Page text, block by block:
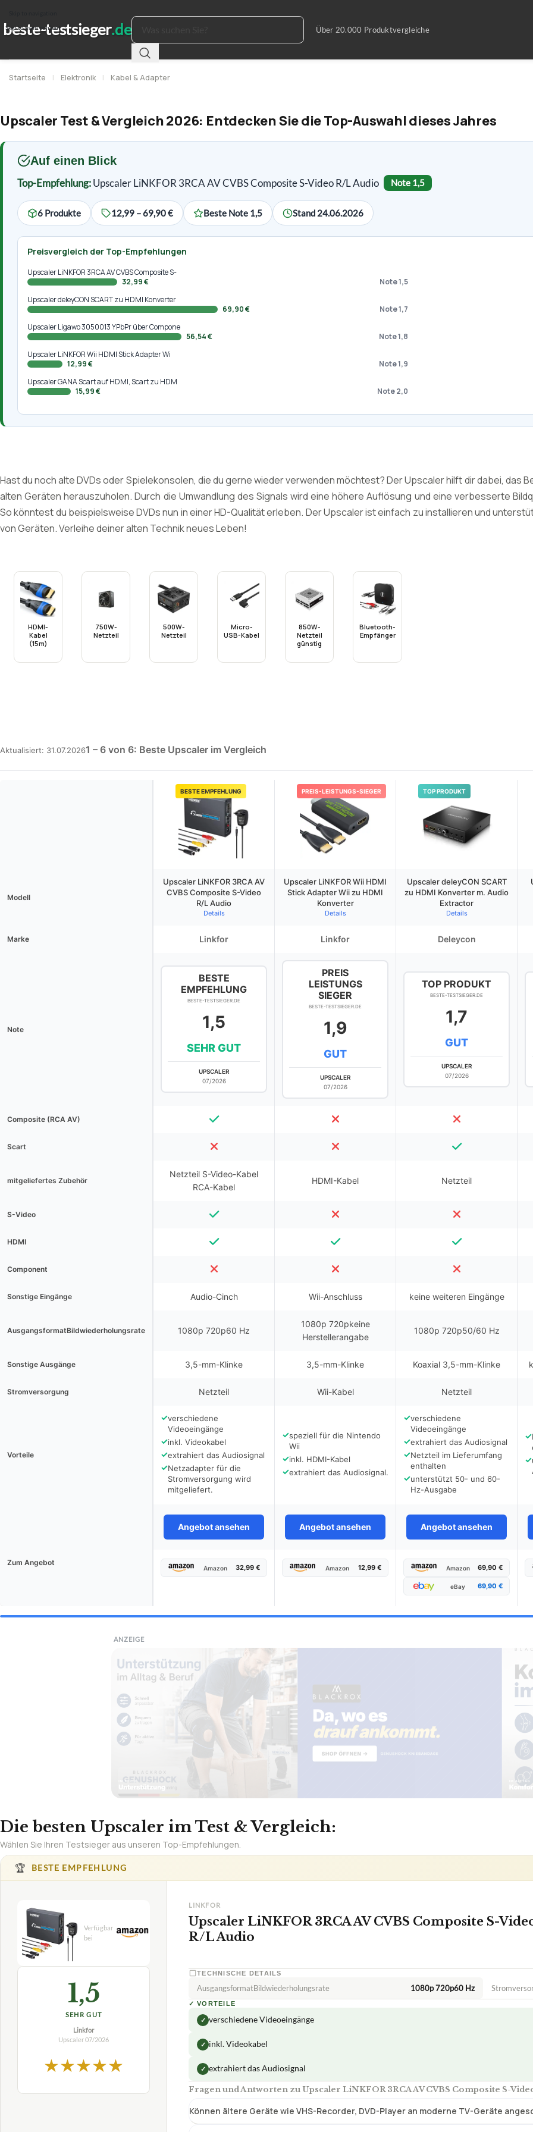
Skip to main content
Startseite | Elektronik | Kabel & Adapter
Upscaler Test & Vergleich 2026: Entdecken Sie die Top-Auswahl dieses Jahres
Auf einen Blick
Top-Empfehlung:Upscaler LiNKFOR 3RCA AV CVBS Composite S-Video R/L Audio Note 1,5
6 Produkte 12,99 – 69,90 € Beste Note 1,5 Stand 24.06.2026
Preisvergleich der Top-Empfehlungen
Upscaler LiNKFOR 3RCA AV CVBS Composite S-
32,99 €
Note 1,5
Upscaler deleyCON SCART zu HDMI Konverter
69,90 €
Note 1,7
Upscaler Ligawo 3050013 YPbPr über Compone
56,54 €
Note 1,8
Upscaler LiNKFOR Wii HDMI Stick Adapter Wi
12,99 €
Note 1,9
Upscaler GANA Scart auf HDMI, Scart zu HDM
15,99 €
Note 2,0
Hast du noch alte DVDs oder Spielekonsolen, die du gerne wieder verwenden möchtest? Der Upscaler hilft dir dabei, das
alten Geräten herauszuholen. Durch die Umwandlung des Signals wird eine höhere Auflösung und eine verbesserte
So könntest du beispielsweise DVDs nun in einer HD-Qualität erleben. Der Upscaler ist einfach zu installieren und
von Geräten. Verleihe deiner alten Technik neues Leben!
HDMI-
Kabel
(15m)
750W-
Netzteil
500W-
Netzteil
Micro-
USB-Kabel
850W-
Netzteil
günstig
Bluetooth-
Empfänger
Aktualisiert: 31.07.20261 – 6 von 6: Beste Upscaler im Vergleich
BESTE EMPFEHLUNG PREIS-LEISTUNGS-SIEGER TOP PRODUKT
Modell
Upscaler LiNKFOR 3RCA AV
CVBS Composite S-Video
R/L Audio
Details
Upscaler LiNKFOR Wii HDMI
Stick Adapter Wii zu HDMI
Konverter
Details
Upscaler deleyCON SCART
zu HDMI Konverter m. Audio
Extractor
Details
Marke Linkfor Linkfor Deleycon
Note
BESTE
EMPFEHLUNG
BESTE-TESTSIEGER.DE
1,5
SEHR GUT
UPSCALER
07/2026
PREIS
LEISTUNGS
SIEGER
BESTE-TESTSIEGER.DE
1,9
GUT
UPSCALER
07/2026
TOP PRODUKT
BESTE-TESTSIEGER.DE
1,7
GUT
UPSCALER
07/2026
Composite (RCA AV)
Scart
mitgeliefertes Zubehör
Netzteil S-Video-Kabel
RCA-Kabel
HDMI-Kabel Netzteil
S-Video
HDMI
Component
Sonstige Eingänge Audio-Cinch Wii-Anschluss keine weiteren Eingänge
AusgangsformatBildwiederholungsrate 1080p 720p60 Hz
1080p 720pkeine
Herstellerangabe
1080p 720p50/60 Hz
Sonstige Ausgänge 3,5-mm-Klinke 3,5-mm-Klinke Koaxial 3,5-mm-Klinke
Stromversorgung Netzteil Wii-Kabel Netzteil
Vorteile
✓verschiedene
Videoeingänge
✓inkl. Videokabel
✓extrahiert das Audiosignal
✓Netzadapter für die
Stromversorgung wird
mitgeliefert.
✓speziell für die Nintendo
Wii
✓inkl. HDMI-Kabel
✓extrahiert das Audiosignal.
✓verschiedene
Videoeingänge
✓extrahiert das Audiosignal
✓Netzteil im Lieferumfang
enthalten
✓unterstützt 50- und 60-
Hz-Ausgabe
✓
✓
Angebot ansehen Angebot ansehen Angebot ansehen
Zum Angebot
Amazon 32,99 € Amazon 12,99 € Amazon 69,90 €
eBay 69,90 €
ANZEIGE
Die besten Upscaler im Test & Vergleich:
Wählen Sie Ihren Testsieger aus unseren Top-Empfehlungen.
BESTE EMPFEHLUNG
1,5
SEHR GUT
Linkfor
★★
Upscaler LiNKFOR 3RCA AV CVBS Composite S-
TECHNISCHE DETAILS
AusgangsformatBildwiederholungsrate
✓ extrahiert das Audiosignal
Fragen und Antworten zu Upscaler LiNKFOR 3RCA AV CVBS Composite S-
Können ältere Geräte wie VHS-Recorder, DVD-Player an moderne TV-Geräte
Für welche Art von Signalen ist der Upscaler geeignet?
Was kann ich mit dem LiNKFOR 3RCA AV CVBS Composite S-Video R/L Audio Upscaler
Wie kann ich mein altes Videogerät an einen modernen HD-Fernseher anschließen?
Was ist der LiNKFOR 3RCA AV CVBS Composite S-Video R/L Audio Upscaler, und wie
Wie gut ist die Videoqualität beim LiNKFOR Upscaler?